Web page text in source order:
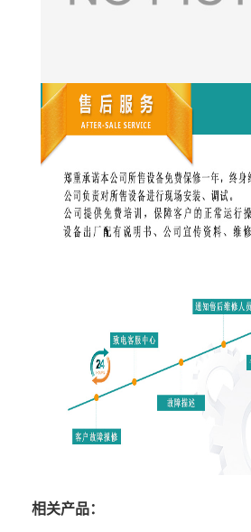
相关产品：